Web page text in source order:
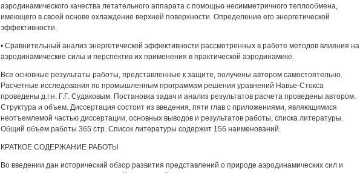
аэродинамического качества летательного аппарата с помощью несимметричного теплообмена,
имеющего в своей основе охлаждение верхней поверхности. Определение его энергетической
эффективности.
• Сравнительный анализ энергетической эффективности рассмотренных в работе методов влияния на
аэродинамические силы и перспектив их применения в практической аэродинамике.
Все основные результаты работы, представленные к защите, получены автором самостоятельно.
Расчетные исследования по промышленным программам решения уравнений Навье-Стокса
проведены д.г.н. Г.Г. Судаковым. Постановка задач и анализ результатов расчета проведены автором.
Структура и объем. Диссертация состоит из введения, пяти глав с приложениями, являющимися
неотъемлемой частью диссертации, основных выводов и результатов работы, списка литературы.
Общий объем работы 365 стр. Список литературы содержит 156 наименований.
КРАТКОЕ СОДЕРЖАНИЕ РАБОТЫ
Во введении дан исторический обзор развития представлений о природе аэродинамических сил и